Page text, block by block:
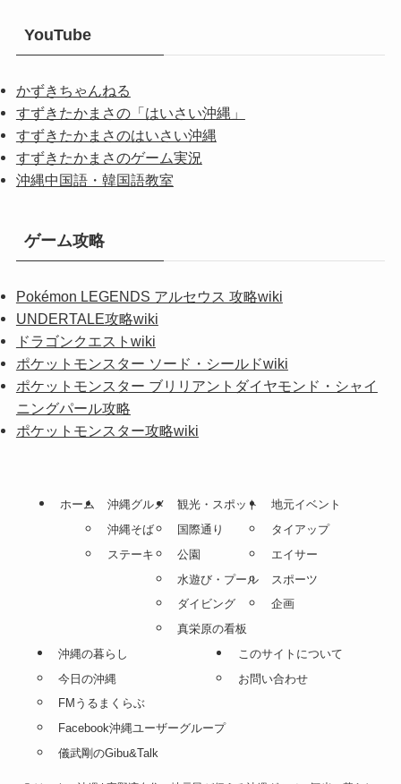
YouTube
かずきちゃんねる
すずきたかまさの「はいさい沖縄」
すずきたかまさのはいさい沖縄
すずきたかまさのゲーム実況
沖縄中国語・韓国語教室
ゲーム攻略
Pokémon LEGENDS アルセウス 攻略wiki
UNDERTALE攻略wiki
ドラゴンクエストwiki
ポケットモンスター ソード・シールドwiki
ポケットモンスター ブリリアントダイヤモンド・シャイ
ニングパール攻略
ポケットモンスター攻略wiki
ホーム
沖縄グルメ
沖縄そば
ステーキ
観光・スポット
国際通り
公園
水遊び・プール
ダイビング
真栄原の看板
地元イベント
タイアップ
エイサー
スポーツ
企画
沖縄の暮らし
今日の沖縄
FMうるまくらぶ
Facebook沖縄ユーザーグループ
儀武剛のGibu&Talk
このサイトについて
お問い合わせ